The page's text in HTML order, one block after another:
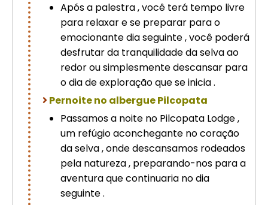
Após a palestra , você terá tempo livre
para relaxar e se preparar para o
emocionante dia seguinte , você poderá
desfrutar da tranquilidade da selva ao
redor ou simplesmente descansar para
o dia de exploração que se inicia .
Pernoite no albergue Pilcopata
Passamos a noite no Pilcopata Lodge ,
um refúgio aconchegante no coração
da selva , onde descansamos rodeados
pela natureza , preparando-nos para a
aventura que continuaria no dia
seguinte .